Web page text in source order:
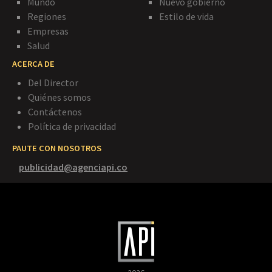
Regiones
Empresas
Salud
Estilo de vida
ACERCA DE
Del Director
Quiénes somos
Contáctenos
Política de privacidad
PAUTE CON NOSOTROS
publicidad@agenciapi.co